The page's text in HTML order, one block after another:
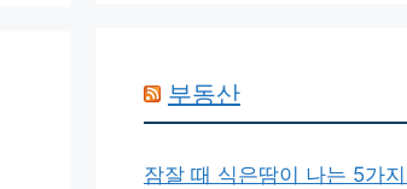
부동산
잠잘 때 식은땀이 나는 5가